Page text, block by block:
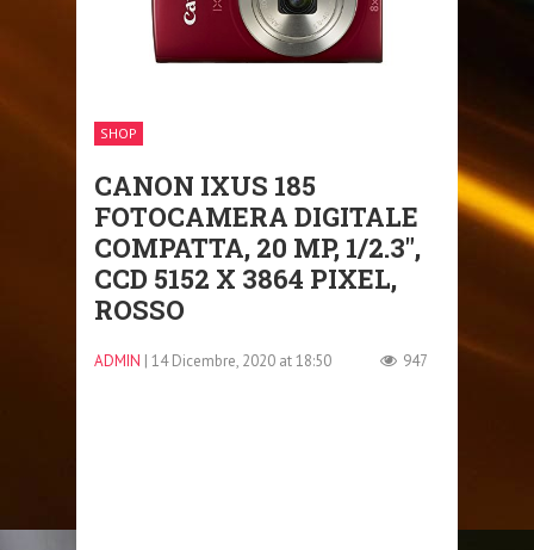
SHOP
CANON IXUS 185
FOTOCAMERA DIGITALE
COMPATTA, 20 MP, 1/2.3″,
CCD 5152 X 3864 PIXEL,
ROSSO
ADMIN | 14 Dicembre, 2020 at 18:50 947